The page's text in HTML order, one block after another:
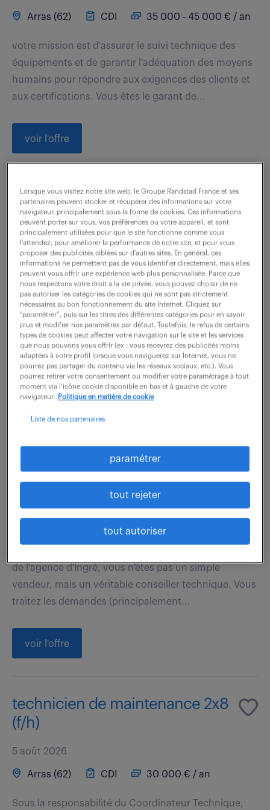
Arras (62) CDI 35 000 - 45 000 € / an
votre mission est d'assurer le suivi technique des
équipements et de garantir l'adéquation des moyens
humains pour répondre aux exigences des clients et
aux certifications. Vous êtes le garant de...
voir l'offre
technicien de maintenance
électricité 5x8 (f/h)
5 août 2026
Lens (62) CDI 30 000 - 38 000 € / an
Rattaché au responsable maintenance, vous avez en
charge d'assurer la maintenance préventive et
curative des installations, avec une forte orientation
électrique/automatisme. Vous intervenez en cas...
voir l'offre
technico-commercial sédentaire
(f/h) – expert composants
30 000 - 33 000 € / an
de l'agence d'Ingré, vous n'êtes pas un simple
vendeur, mais un véritable conseiller technique. Vous
traitez les demandes (principalement...
voir l'offre
technicien de maintenance 2x8
(f/h)
5 août 2026
Arras (62) CDI 30 000 € / an
Sous la responsabilité du Coordinateur Technique,
Lorsque vous visitez notre site web, le Groupe Randstad France et ses
partenaires peuvent stocker et récupérer des informations sur votre
navigateur, principalement sous la forme de cookies. Ces informations
peuvent porter sur vous, vos préférences ou votre appareil, et sont
principalement utilisées pour que le site fonctionne comme vous
l’attendez, pour améliorer la performance de notre site, et pour vous
proposer des publicités ciblées sur d’autres sites. En général, ces
informations ne permettent pas de vous identifier directement, mais elles
peuvent vous offrir une expérience web plus personnalisée. Parce que
nous respectons votre droit à la vie privée, vous pouvez choisir de ne
pas autoriser les catégories de cookies qui ne sont pas strictement
nécessaires au bon fonctionnement du site Internet. Cliquez sur
“paramétrer”, puis sur les titres des différentes catégories pour en savoir
plus et modifier nos paramètres par défaut. Toutefois, le refus de certains
types de cookies peut affecter votre navigation sur le site et les services
que nous pouvons vous offrir (ex : vous recevrez des publicités moins
adaptées à votre profil lorsque vous naviguerez sur Internet, vous ne
pourrez pas partager du contenu via les réseaux sociaux, etc.). Vous
pourrez retirer votre consentement ou modifier votre paramétrage à tout
moment via l’icône cookie disponible en bas et à gauche de votre
navigateur.
Politique en matière de cookie
Liste de nos partenaires
paramétrer
tout rejeter
tout autoriser